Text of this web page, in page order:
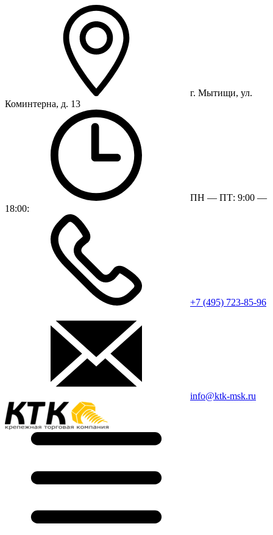
г. Мытищи, ул.
Коминтерна, д. 13
ПН — ПТ: 9:00 —
18:00:
+7 (495) 723-85-96
info@ktk-msk.ru